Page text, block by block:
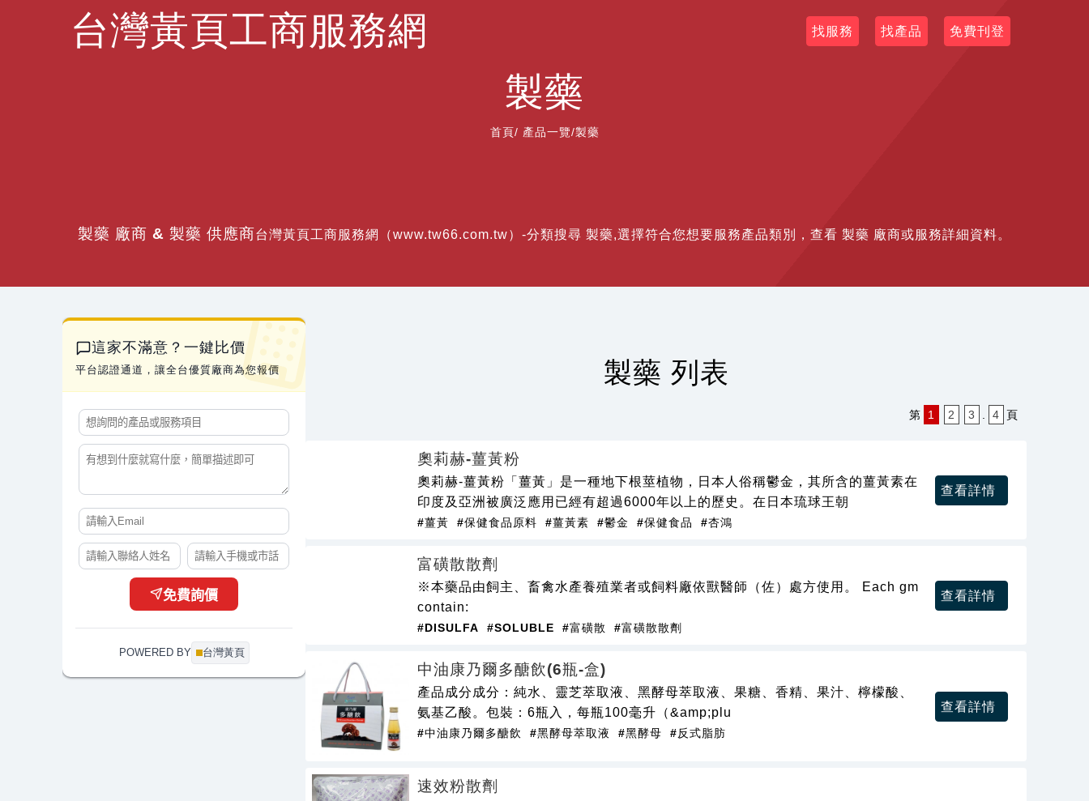
台灣黃頁工商服務網 找服務 找產品 免費刊登
製藥
首頁/ 產品一覽/製藥
製藥 廠商 & 製藥 供應商台灣黃頁工商服務網（www.tw66.com.tw）-分類搜尋 製藥,選擇符合您想要服務產品類別，查看 製藥 廠商或服務詳細資料。
這家不滿意？一鍵比價
平台認證通道，讓全台優質廠商為您報價
免費詢價
POWERED BY 台灣黃頁
製藥 列表
第 1 2 3 4 頁
奧莉赫-薑黃粉
奧莉赫-薑黃粉「薑黃」是一種地下根莖植物，日本人俗稱鬱金，其所含的薑黃素在
印度及亞洲被廣泛應用已經有超過6000年以上的歷史。在日本琉球王朝
#薑黃 #保健食品原料 #薑黃素 #鬱金 #保健食品 #杏鴻
查看詳情
富磺散散劑
※本藥品由飼主、畜禽水產養殖業者或飼料廠依獸醫師（佐）處方使用。 Each gm
contain:
#DISULFA #SOLUBLE #富磺散 #富磺散散劑
查看詳情
中油康乃爾多醣飲(6瓶-盒)
產品成分成分：純水、靈芝萃取液、黑酵母萃取液、果糖、香精、果汁、檸檬酸、
氨基乙酸。包裝：6瓶入，每瓶100毫升（&amp;plu
#中油康乃爾多醣飲 #黑酵母萃取液 #黑酵母 #反式脂肪
查看詳情
速效粉散劑